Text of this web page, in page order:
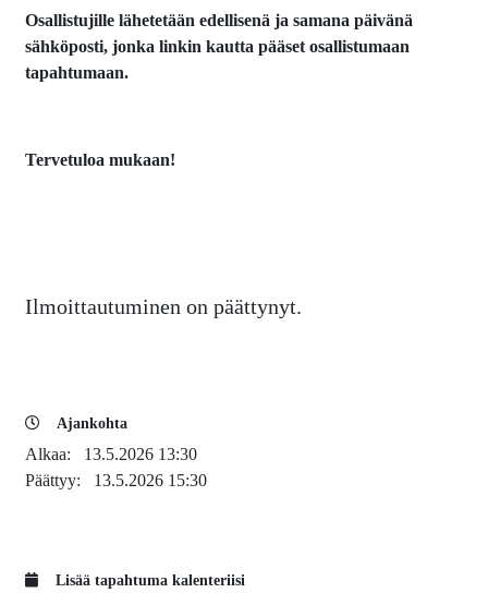
Osallistujille lähetetään edellisenä ja samana päivänä
sähköposti, jonka linkin kautta pääset osallistumaan
tapahtumaan.
Tervetuloa mukaan!
Ilmoittautuminen on päättynyt.
Ajankohta
Alkaa: 13.5.2026 13:30
Päättyy: 13.5.2026 15:30
Lisää tapahtuma kalenteriisi